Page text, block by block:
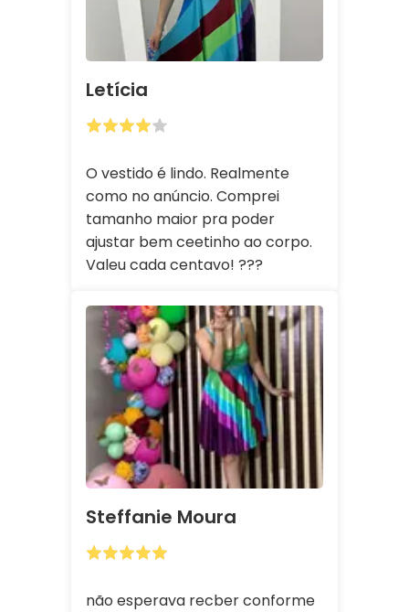
Letícia
O vestido é lindo. Realmente
como no anúncio. Comprei
tamanho maior pra poder
ajustar bem ceetinho ao corpo.
Valeu cada centavo! ???
Steffanie Moura
não esperava recber conforme